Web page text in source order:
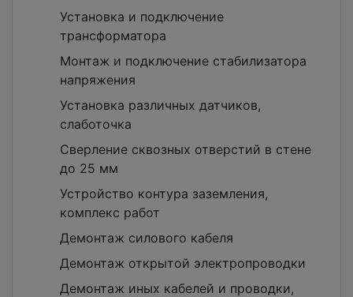
Установка и подключение
трансформатора
Монтаж и подключение стабилизатора
напряжения
Установка различных датчиков,
слаботочка
Сверление сквозных отверстий в стене
до 25 мм
Устройство контура заземления,
комплекс работ
Демонтаж силового кабеля
Демонтаж открытой электропроводки
Демонтаж иных кабелей и проводки,